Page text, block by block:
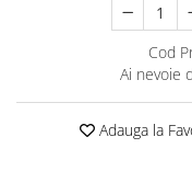
Tăiere și nituire
Cod
Ai nevoie
Adauga la